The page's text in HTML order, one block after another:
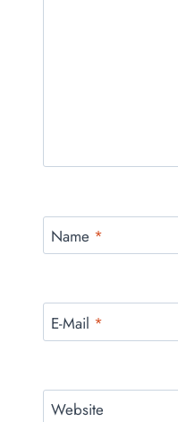
Name *
E-Mail *
Website